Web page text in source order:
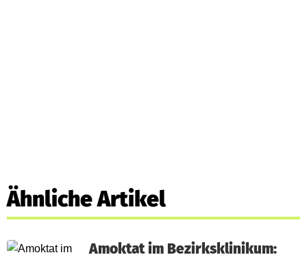
Ähnliche Artikel
Amoktat im Bezirksklinikum: